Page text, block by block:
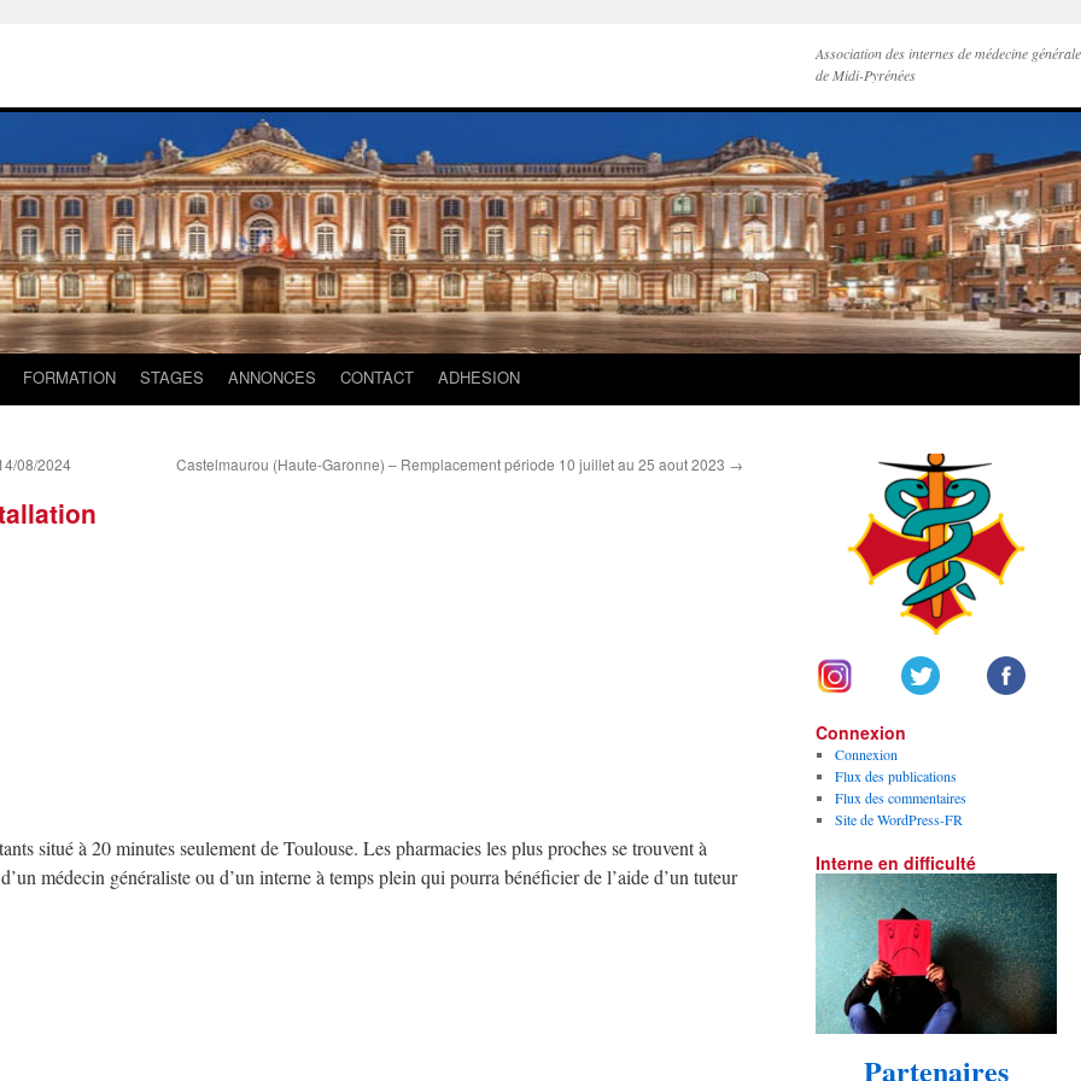
Association des internes de médecine générale
de Midi-Pyrénées
FORMATION STAGES ANNONCES CONTACT ADHESION
08/2024 Castelmaurou (Haute-Garonne) – Remplacement période 10 juillet au 25 aout 2023 →
situé à 20 minutes seulement de Toulouse. Les pharmacies les plus proches se trouvent à
médecin généraliste ou d’un interne à temps plein qui pourra bénéficier de l’aide d’un tuteur
Connexion
Connexion
Flux des publications
Flux des commentaires
Site de WordPress-FR
Interne en difficulté
Partenaires